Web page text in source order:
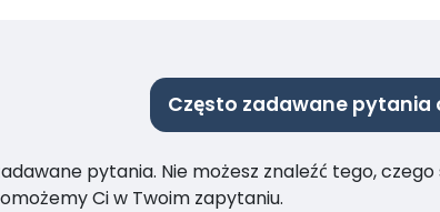
Często zadawane pytania
pytania. Nie możesz znaleźć tego,
Ci w Twoim zapytaniu.